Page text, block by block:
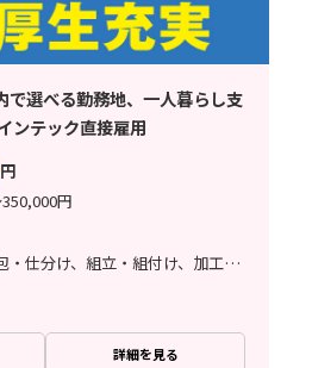
で選べる勤務地、一人暮らし支
ンテック直接雇用
円
円
軽作業、検査、梱包・仕分け、組立・組付け、加工、マシンオペレーター、クリーンルーム、清掃・洗浄、品質管理、メンテナンス・保全、フォークリフト、座り作業、玉掛け・クレーン、ライン作業、ハンダ付け、鋳造・鍛造、立ち作業、溶接、塗装、バリ取り
詳細を見る